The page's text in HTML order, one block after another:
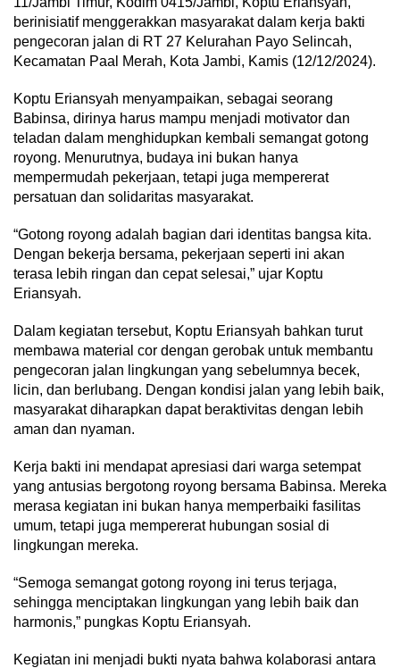
berinisiatif menggerakkan masyarakat dalam kerja bakti
pengecoran jalan di RT 27 Kelurahan Payo Selincah,
Kecamatan Paal Merah, Kota Jambi, Kamis (12/12/2024).
Koptu Eriansyah menyampaikan, sebagai seorang
Babinsa, dirinya harus mampu menjadi motivator dan
teladan dalam menghidupkan kembali semangat gotong
royong. Menurutnya, budaya ini bukan hanya
mempermudah pekerjaan, tetapi juga mempererat
persatuan dan solidaritas masyarakat.
“Gotong royong adalah bagian dari identitas bangsa kita.
Dengan bekerja bersama, pekerjaan seperti ini akan
terasa lebih ringan dan cepat selesai,” ujar Koptu
Eriansyah.
Dalam kegiatan tersebut, Koptu Eriansyah bahkan turut
membawa material cor dengan gerobak untuk membantu
pengecoran jalan lingkungan yang sebelumnya becek,
licin, dan berlubang. Dengan kondisi jalan yang lebih baik,
masyarakat diharapkan dapat beraktivitas dengan lebih
aman dan nyaman.
Kerja bakti ini mendapat apresiasi dari warga setempat
yang antusias bergotong royong bersama Babinsa. Mereka
merasa kegiatan ini bukan hanya memperbaiki fasilitas
umum, tetapi juga mempererat hubungan sosial di
lingkungan mereka.
“Semoga semangat gotong royong ini terus terjaga,
sehingga menciptakan lingkungan yang lebih baik dan
harmonis,” pungkas Koptu Eriansyah.
Kegiatan ini menjadi bukti nyata bahwa kolaborasi antara